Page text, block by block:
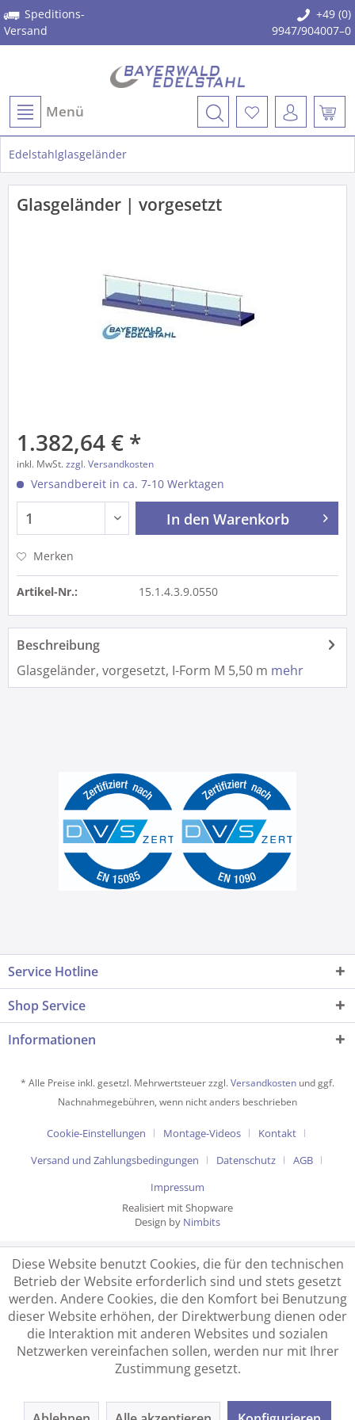
Speditions-
Versand
+49 (0)
9947/904007–0
Menü
Edelstahlglasgeländer
Glasgeländer | vorgesetzt
1.382,64 € *
inkl. MwSt.zzgl. Versandkosten
Versandbereit in ca. 7-10 Werktagen
In den Warenkorb
Merken
Artikel-Nr.: 15.1.4.3.9.0550
Beschreibung
Glasgeländer, vorgesetzt, I-Form M 5,50 m mehr
Service Hotline
Shop Service
Informationen
* Alle Preise inkl. gesetzl. Mehrwertsteuer zzgl.Versandkosten und ggf.
Nachnahmegebühren, wenn nicht anders beschrieben
Cookie-Einstellungen Montage-Videos
Kontakt
Versand und Zahlungsbedingungen
Datenschutz
AGB
Impressum
Realisiert mit Shopware
Design by Nimbits
Diese Website benutzt Cookies, die für den technischen
Betrieb der Website erforderlich sind und stets gesetzt
werden. Andere Cookies, die den Komfort bei Benutzung
dieser Website erhöhen, der Direktwerbung dienen oder
die Interaktion mit anderen Websites und sozialen
Netzwerken vereinfachen sollen, werden nur mit Ihrer
Zustimmung gesetzt.